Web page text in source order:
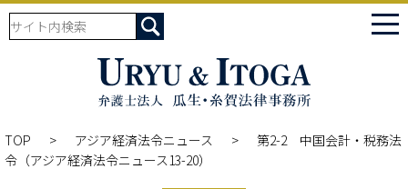
TOP アジア経済法令ニュース
第2-2 中国会計・税務法
令（アジア経済法令ニュース13-20）